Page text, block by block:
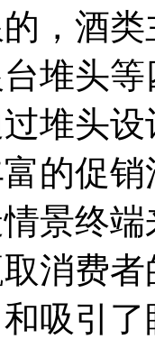
，酒
堆头
堆头
的促
景终
费者
引了